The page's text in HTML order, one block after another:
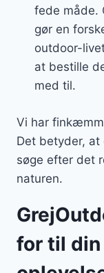
fede måde.
gør en
outdoor-
at bestille
med til.
Vi har
Det betyder,
søge efter det
naturen.
for til